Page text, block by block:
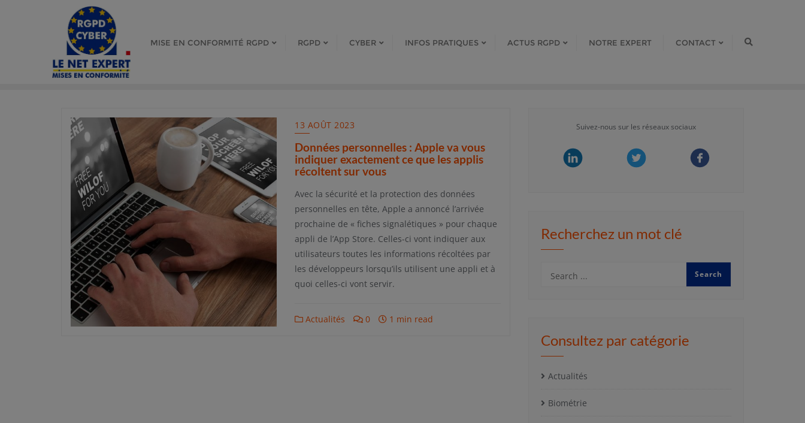
MISE EN CONFORMITÉ RGPD RGPD CYBER INFOS PRATIQUES ACTUS RGPD NOTRE EXPERT CONTACT
13 AOÛT 2023
Données personnelles : Apple va vous
indiquer exactement ce que les applis
récoltent sur vous
Avec la sécurité et la protection des données
personnelles en tête, Apple a annoncé l’arrivée
prochaine de « fiches signalétiques » pour chaque
appli de l’App Store. Celles-ci vont indiquer aux
utilisateurs toutes les informations récoltées par
les développeurs lorsqu’ils utilisent une appli et à
quoi celles-ci vont servir.
Actualités 0 1 min read
Suivez-nous sur les réseaux sociaux
Recherchez un mot clé
Consultez par catégorie
Actualités
Biométrie